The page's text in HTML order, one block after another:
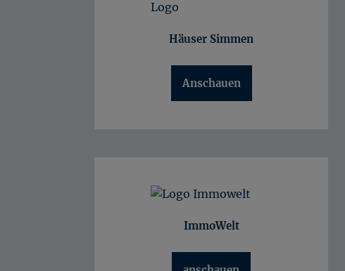
Häuser Simmen
Anschauen
ImmoWelt